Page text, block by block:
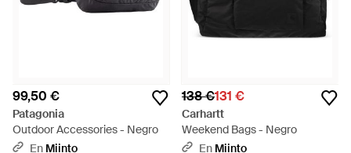
99,50 €
Patagonia
Outdoor Accessories - Negro
En Miinto
138 €131 €
Carhartt
Weekend Bags - Negro
En Miinto